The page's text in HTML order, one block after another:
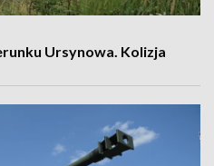
Ursynowa. Kolizja